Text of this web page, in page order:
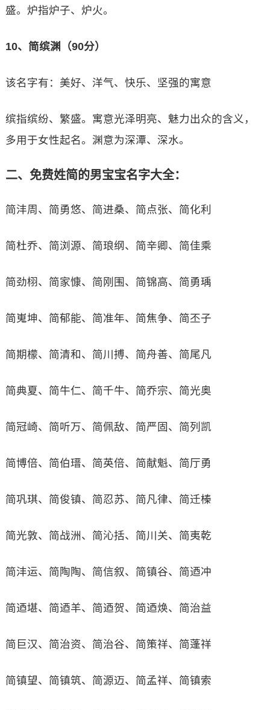
盛。炉指炉子、炉火。
10、简缤渊（90分）
该名字有：美好、洋气、快乐、坚强的寓意
缤指缤纷、繁盛。寓意光泽明亮、魅力出众的含义，
多用于女性起名。渊意为深潭、深水。
二、免费姓简的男宝宝名字大全：
简沣周、简勇悠、简进桑、简点张、简化利
简杜乔、简浏源、简琅纲、简辛卿、简佳乘
简劲栩、简家慷、简刚围、简锦高、简勇瑀
简嵬坤、简郁能、简准年、简焦争、简丕子
简期檬、简清和、简川搏、简舟善、简尾凡
简典夏、简牛仁、简千牛、简乔宗、简光奥
简冠崎、简听万、简佩敌、简严固、简列凯
简博倍、简伯瑨、简英倍、简献魁、简厅勇
简巩琪、简俊镇、简忍苏、简凡律、简迁榛
简光敦、简战洲、简沁括、简川关、简夷乾
简沣运、简陶陶、简信叙、简镇谷、简迺冲
简迺堪、简迺羊、简迺贺、简迺焕、简治益
简巨汉、简治资、简治谷、简策祥、简蓬祥
简镇望、简镇筑、简源迈、简孟祥、简镇索